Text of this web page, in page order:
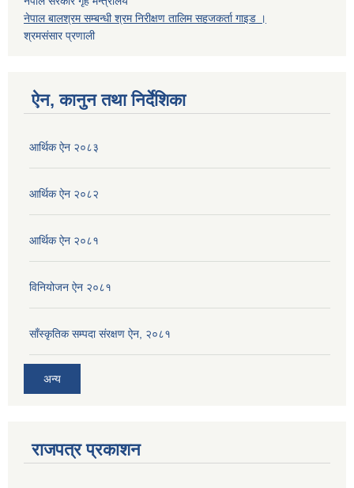
नेपाल बालश्रम सम्बन्धी श्रम निरीक्षण तालिम सहजकर्ता गाइड ।
श्रमसंसार प्रणाली
ऐन, कानुन तथा निर्देशिका
आर्थिक ऐन २०८३
आर्थिक ऐन २०८२
आर्थिक ऐन २०८१
विनियोजन ऐन २०८१
साँस्कृतिक सम्पदा संरक्षण ऐन, २०८१
अन्य
राजपत्र प्रकाशन